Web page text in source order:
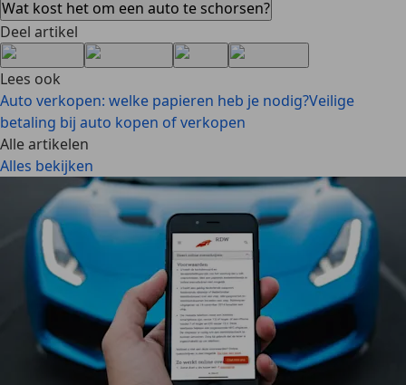
Wat kost het om een auto te schorsen?
Deel artikel
Lees ook
Auto verkopen: welke papieren heb je nodig?Veilige
betaling bij auto kopen of verkopen
Alle artikelen
Alles bekijken